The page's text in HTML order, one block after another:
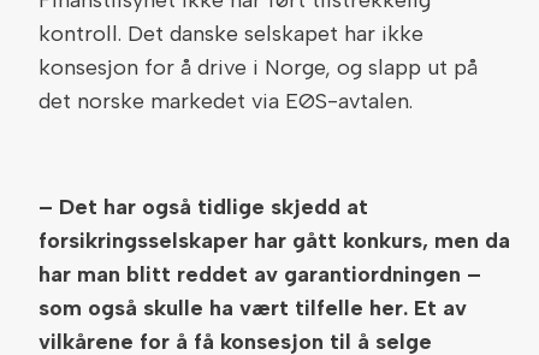
kontroll. Det danske selskapet har ikke
konsesjon for å drive i Norge, og slapp ut på
det norske markedet via EØS-avtalen.
– Det har også tidlige skjedd at
forsikringsselskaper har gått konkurs, men da
har man blitt reddet av garantiordningen –
som også skulle ha vært tilfelle her. Et av
vilkårene for å få konsesjon til å selge